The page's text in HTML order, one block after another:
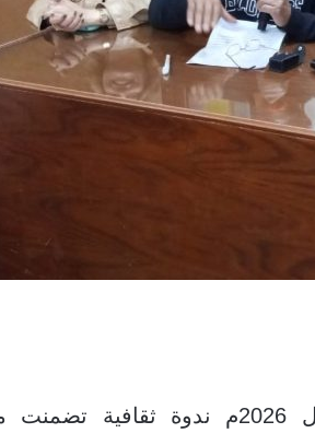
عقد مركز نهر النيل الثقافي في 22 ابريل 2026م ندوة